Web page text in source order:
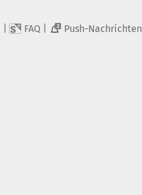
FAQ 2 Push-Nachrichten